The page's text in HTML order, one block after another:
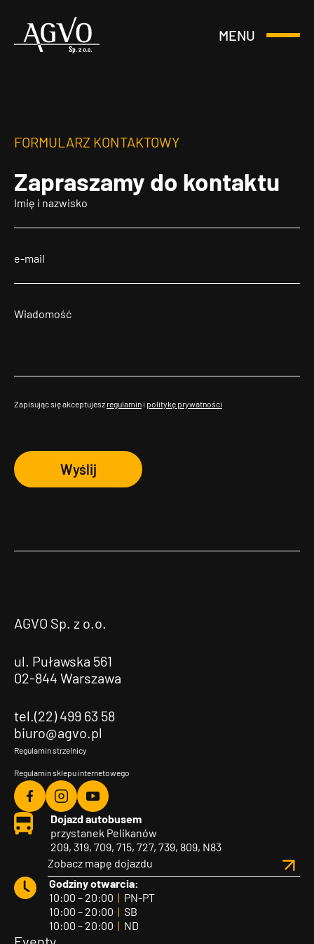
Header
MENU
Otwórz
FORMULARZ KONTAKTOWY
Zapraszamy do kontaktu
Zapisując się akceptujesz regulamin i politykę prywatności
Wyślij
AGVO Sp. z o.o.
ul. Puławska 561
02-844 Warszawa
tel.(22) 499 63 58
biuro@agvo.pl
Regulamin strzelnicy
Regulamin sklepu internetowego
Agvo
Facebook
Agvo
Instagram
Agvo
YouTube
Dojazd autobusem
przystanek Pelikanów
209, 319, 709, 715, 727, 739, 809, N83
Zobacz mapę dojazdu
Godziny otwarcia:
10:00 – 20:00 | PN-PT
10:00 – 20:00 | SB
10:00 – 20:00 | ND